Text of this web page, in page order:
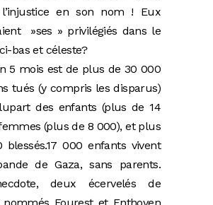
en son nom ! Eux
»ses » privilégiés dans le
bas et céleste?
5 mois est de plus de 30 000
tués (y compris les disparus)
des enfants (plus de 14
(plus de 8 000), et plus
blessés.17 000 enfants vivent
de Gaza, sans parents.
deux écervelés de